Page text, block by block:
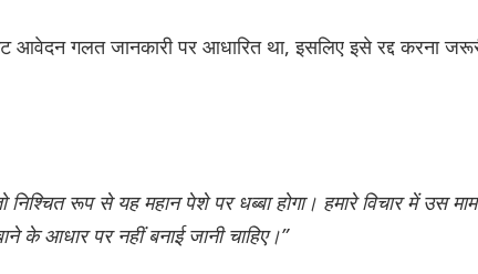
आवेदन गलत जानकारी पर आधारित था, इसलिए इसे रद्द करना
रूप से यह महान पेशे पर धब्बा होगा। हमारे विचार में उस
के आधार पर नहीं बनाई जानी चाहिए।”